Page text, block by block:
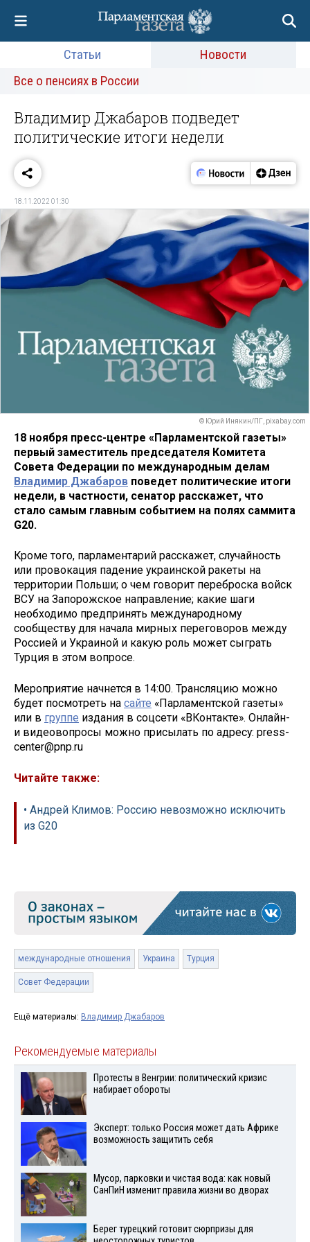
Статьи
Новости
Все о пенсиях в России
Владимир Джабаров подведет
политические итоги недели
18.11.2022 01:30
© Юрий Инякин/ПГ, pixabay.com
18 ноября пресс-центре «Парламентской газеты»
первый заместитель председателя Комитета
Совета Федерации по международным делам
Владимир Джабаров поведет политические итоги
недели, в частности, сенатор расскажет, что
стало самым главным событием на полях саммита
G20.
Кроме того, парламентарий расскажет, случайность
или провокация падение украинской ракеты на
территории Польши; о чем говорит переброска войск
ВСУ на Запорожское направление; какие шаги
необходимо предпринять международному
сообществу для начала мирных переговоров между
Россией и Украиной и какую роль может сыграть
Турция в этом вопросе.
Мероприятие начнется в 14:00. Трансляцию можно
будет посмотреть на сайте «Парламентской газеты»
или в группе издания в соцсети «ВКонтакте». Онлайн-
и видеовопросы можно присылать по адресу: press-
center@pnp.ru
Читайте также:
• Андрей Климов: Россию невозможно исключить
из G20
международные отношения Украина Турция
Совет Федерации
Ещё материалы: Владимир Джабаров
Рекомендуемые материалы
Протесты в Венгрии: политический кризис
набирает обороты
Эксперт: только Россия может дать Африке
возможность защитить себя
Мусор, парковки и чистая вода: как новый
СанПиН изменит правила жизни во дворах
Берег турецкий готовит сюрпризы для